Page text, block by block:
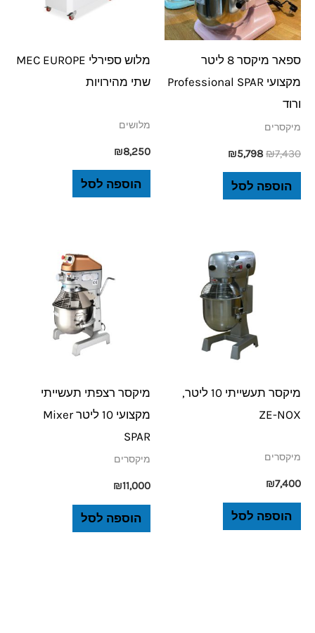
ספאר מיקסר 8 ליטר
מקצועי Professional SPAR
ורוד
מיקסרים
₪7,430
₪5,798
הוספה לסל
מלוש ספירלי MEC EUROPE
שתי מהירויות
מלושים
₪8,250
הוספה לסל
מיקסר תעשייתי 10 ליטר,
ZE-NOX
מיקסרים
₪7,400
הוספה לסל
מיקסר רצפתי תעשייתי
מקצועי 10 ליטר Mixer
SPAR
מיקסרים
₪11,000
הוספה לסל